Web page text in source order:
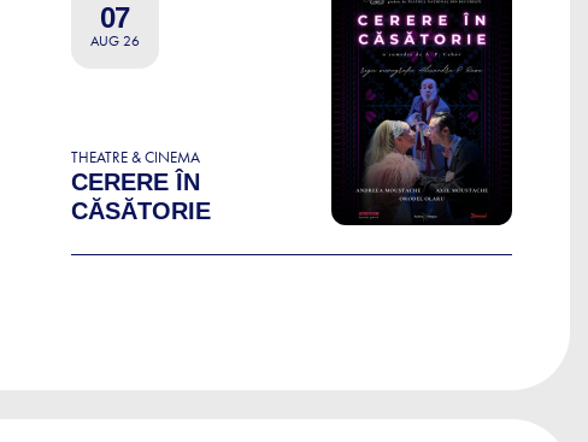
07
AUG 26
THEATRE & CINEMA
CERERE ÎN
CĂSĂTORIE